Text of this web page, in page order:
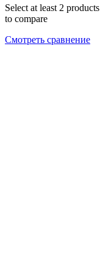
Select at least 2 products
to compare
Смотреть сравнение